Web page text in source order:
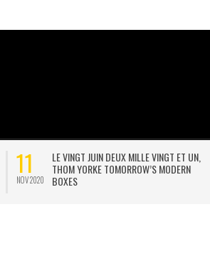
LE VINGT JUIN DEUX MILLE VINGT ET UN,
THOM YORKE TOMORROW’S MODERN
BOXES
02